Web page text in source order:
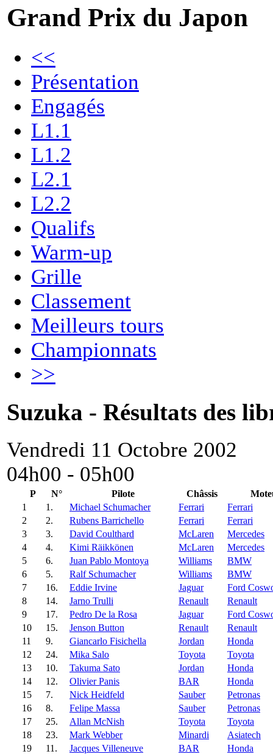
Grand Prix du Japon
<<
Présentation
Engagés
L1.1
L1.2
L2.1
L2.2
Qualifs
Warm-up
Grille
Classement
Meilleurs tours
Championnats
>>
Suzuka - Résultats des
Vendredi 11 Octobre 2002
04h00 - 05h00
P N° Pilote Châssis
1
1. Michael Schumacher Ferrari
Ferrari
2
2. Rubens Barrichello Ferrari
Ferrari
3
3. David Coulthard McLaren
Mercedes
4
4. Kimi Räikkönen McLaren
Mercedes
5
6. Juan Pablo Montoya Williams
BMW
6
5. Ralf Schumacher Williams
BMW
7
16. Eddie Irvine Jaguar
Ford
8
14. Jarno Trulli Renault
Renault
9
17. Pedro De la Rosa Jaguar
Ford
10
15. Jenson Button Renault
Renault
11
9. Giancarlo Fisichella Jordan
Honda
12
24. Mika Salo Toyota
Toyota
13
10. Takuma Sato Jordan
Honda
14
12. Olivier Panis BAR
Honda
15
7. Nick Heidfeld Sauber
Petronas
16
8. Felipe Massa Sauber
Petronas
17
25. Allan McNish Toyota
Toyota
18
23. Mark Webber Minardi
Asiatech
19
11. Jacques Villeneuve BAR
Honda